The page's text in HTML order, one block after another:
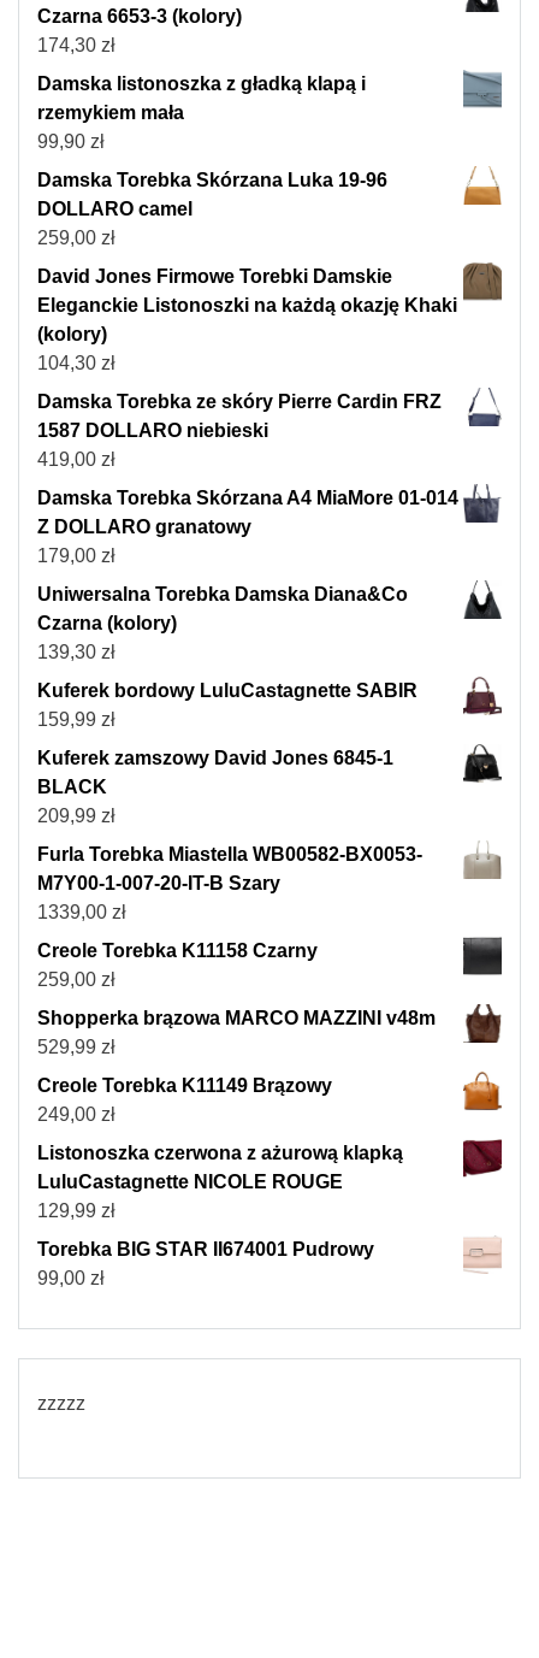
Czarna 6653-3 (kolory)
174,30 zł
Damska listonoszka z gładką klapą i
rzemykiem mała
99,90 zł
Damska Torebka Skórzana Luka 19-96
DOLLARO camel
259,00 zł
David Jones Firmowe Torebki Damskie
Eleganckie Listonoszki na każdą okazję Khaki
(kolory)
104,30 zł
Damska Torebka ze skóry Pierre Cardin FRZ
1587 DOLLARO niebieski
419,00 zł
Damska Torebka Skórzana A4 MiaMore 01-014
Z DOLLARO granatowy
179,00 zł
Uniwersalna Torebka Damska Diana&Co
Czarna (kolory)
139,30 zł
Kuferek bordowy LuluCastagnette SABIR
159,99 zł
Kuferek zamszowy David Jones 6845-1
BLACK
209,99 zł
Furla Torebka Miastella WB00582-BX0053-
M7Y00-1-007-20-IT-B Szary
1339,00 zł
Creole Torebka K11158 Czarny
259,00 zł
Shopperka brązowa MARCO MAZZINI v48m
529,99 zł
Creole Torebka K11149 Brązowy
249,00 zł
Listonoszka czerwona z ażurową klapką
LuluCastagnette NICOLE ROUGE
129,99 zł
Torebka BIG STAR II674001 Pudrowy
99,00 zł
zzzzz